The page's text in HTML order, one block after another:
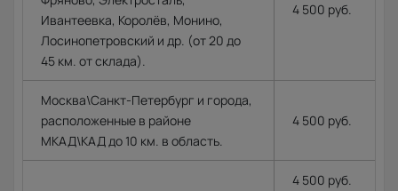
Ивантеевка, Королёв, Монино,
Лосинопетровский и др. (от 20 до
45 км. от склада).
4 500 руб.
Москва\Санкт-Петербург и города,
расположенные в районе
МКАД\КАД до 10 км. в область.
4 500 руб.
4 500 руб.